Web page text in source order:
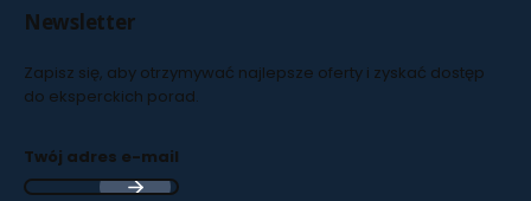
Newsletter
Zapisz się, aby otrzymywać najlepsze oferty i zyskać dostęp
do eksperckich porad.
Twój adres e-mail